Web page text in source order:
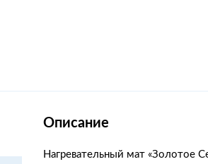
Описание
Нагревательный мат «Золотое